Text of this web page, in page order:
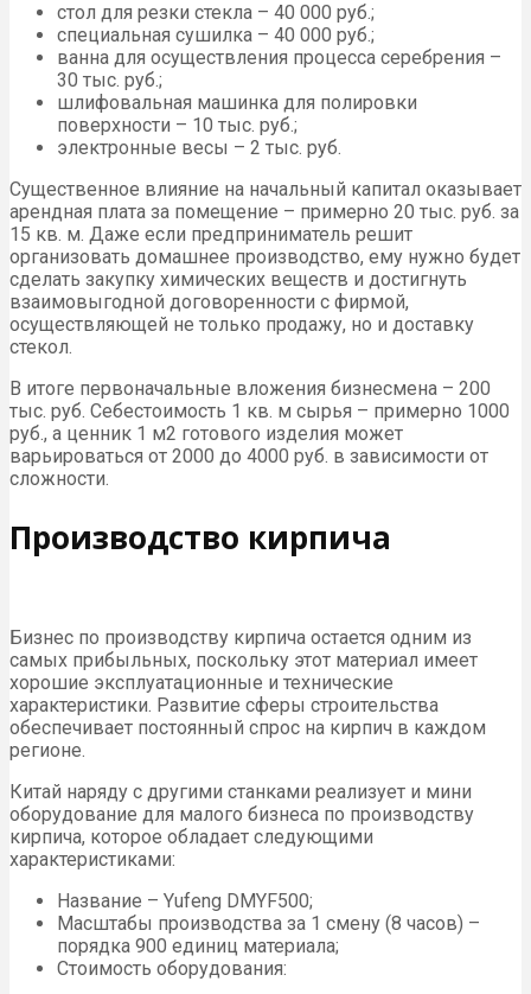
стол для резки стекла – 40 000 руб.;
специальная сушилка – 40 000 руб.;
ванна для осуществления процесса серебрения –
30 тыс. руб.;
шлифовальная машинка для полировки
поверхности – 10 тыс. руб.;
электронные весы – 2 тыс. руб.
Существенное влияние на начальный капитал оказывает
арендная плата за помещение – примерно 20 тыс. руб. за
15 кв. м. Даже если предприниматель решит
организовать домашнее производство, ему нужно будет
сделать закупку химических веществ и достигнуть
взаимовыгодной договоренности с фирмой,
осуществляющей не только продажу, но и доставку
стекол.
В итоге первоначальные вложения бизнесмена – 200
тыс. руб. Себестоимость 1 кв. м сырья – примерно 1000
руб., а ценник 1 м2 готового изделия может
варьироваться от 2000 до 4000 руб. в зависимости от
сложности.
Производство кирпича
Бизнес по производству кирпича остается одним из
самых прибыльных, поскольку этот материал имеет
хорошие эксплуатационные и технические
характеристики. Развитие сферы строительства
обеспечивает постоянный спрос на кирпич в каждом
регионе.
Китай наряду с другими станками реализует и мини
оборудование для малого бизнеса по производству
кирпича, которое обладает следующими
характеристиками:
Название – Yufeng DMYF500;
Масштабы производства за 1 смену (8 часов) –
порядка 900 единиц материала;
Стоимость оборудования: